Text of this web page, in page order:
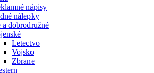
nápisy
nálepky
a dobrodružné
Letectvo
Vojsko
Zbrane